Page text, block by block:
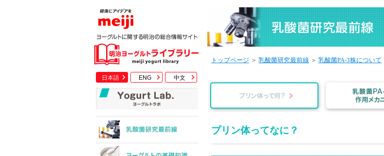
日本語 ENG 中文
トップページ ＞ 乳酸菌研究最前線 ＞ 乳酸菌PA-3株について
プリン体ってなに？